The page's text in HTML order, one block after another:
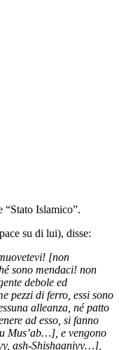
“Stato Islamico”.
su di lui), disse:
[non
sono mendaci! non
debole ed
pezzi di ferro, essi sono
alleanza, né patto
ad esso, si fanno
Mus’ab…], e vengono
ash-Shishaaniyy…],